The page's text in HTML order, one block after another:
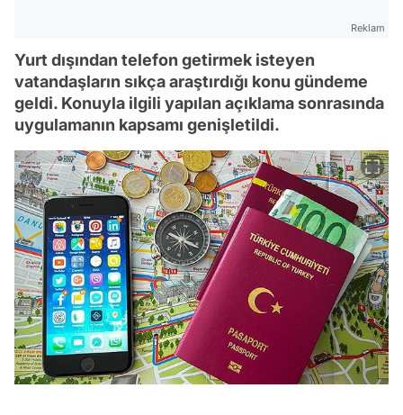
Reklam
Yurt dışından telefon getirmek isteyen
vatandaşların sıkça araştırdığı konu gündeme
geldi. Konuyla ilgili yapılan açıklama sonrasında
uygulamanın kapsamı genişletildi.